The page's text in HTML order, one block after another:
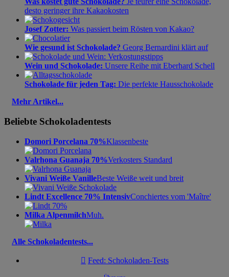
desto geringer ihre Kakaokosten
Josef Zotter: Was passiert beim Rösten von Kakao?
Wie gesund ist Schokolade? Georg Bernardini klärt auf
Wein und Schokolade: Unsere Reihe mit Eberhard Schell
Schokolade für jeden Tag: Die perfekte Hausschokolade
Mehr Artikel...
Beliebte Schokoladentests
Domori Porcelana 70%Klassenbeste
Valrhona Guanaja 70%Verkosters Standard
Vivani Weiße VanilleBeste Weiße weit und breit
Lindt Excellence 70% IntensivConchiertes vom 'Maître'
Milka AlpenmilchMuh.
Alle Schokoladentests...
 Feed: Schokoladen-Tests